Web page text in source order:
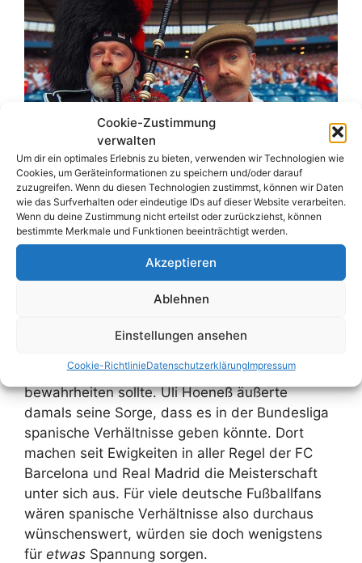
Cookie-Zustimmung
verwalten
Um dir ein optimales Erlebnis zu bieten, verwenden wir Technologien wie
Cookies, um Geräteinformationen zu speichern und/oder darauf
zuzugreifen. Wenn du diesen Technologien zustimmst, können wir Daten
wie das Surfverhalten oder eindeutige IDs auf dieser Website verarbeiten.
Wenn du deine Zustimmung nicht erteilst oder zurückziehst, können
bestimmte Merkmale und Funktionen beeinträchtigt werden.
Akzeptieren
Ablehnen
Einstellungen ansehen
Cookie-RichtlinieDatenschutzerklärungImpressum
Trainer Jürgen Klopp über die
eine Prophezeihung kundtat, die sich
bewahrheiten sollte. Uli Hoeneß äußerte
damals seine Sorge, dass es in der Bundesliga
spanische Verhältnisse geben könnte. Dort
machen seit Ewigkeiten in aller Regel der FC
Barcelona und Real Madrid die Meisterschaft
unter sich aus. Für viele deutsche Fußballfans
wären spanische Verhältnisse also durchaus
wünschenswert, würden sie doch wenigstens
für etwas Spannung sorgen.